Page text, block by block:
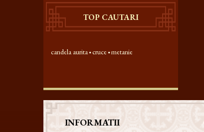
TOP CAUTARI
candela aurita cruce metanie
INFORMATII